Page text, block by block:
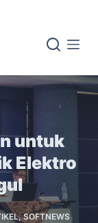
untuk
Elektro
,SOFTNEWS